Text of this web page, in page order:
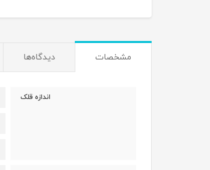
مشخصات دیدگاه‌ها
اندازه قلک